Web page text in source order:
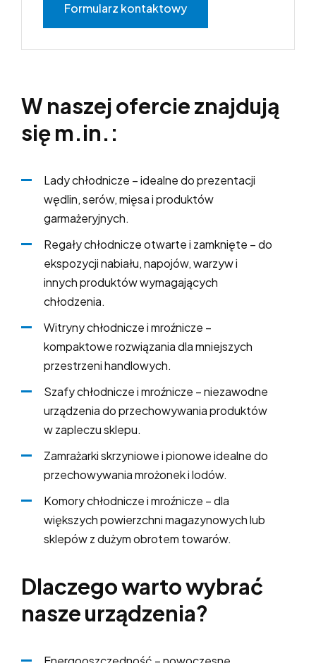
Formularz kontaktowy
W naszej ofercie znajdują
się m.in.:
Lady chłodnicze – idealne do prezentacji
wędlin, serów, mięsa i produktów
garmażeryjnych.
Regały chłodnicze otwarte i zamknięte – do
ekspozycji nabiału, napojów, warzyw i
innych produktów wymagających
chłodzenia.
Witryny chłodnicze i mroźnicze –
kompaktowe rozwiązania dla mniejszych
przestrzeni handlowych.
Szafy chłodnicze i mroźnicze – niezawodne
urządzenia do przechowywania produktów
w zapleczu sklepu.
Zamrażarki skrzyniowe i pionowe idealne do
przechowywania mrożonek i lodów.
Komory chłodnicze i mroźnicze – dla
większych powierzchni magazynowych lub
sklepów z dużym obrotem towarów.
Dlaczego warto wybrać
nasze urządzenia?